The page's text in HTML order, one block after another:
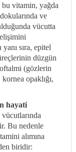
bu vitamin, yağda
ve
vücutta
sıra, epitel
düzgün
(gözlerin
opaklığı,
hayati
Bu nedenle
alımına
biridir: